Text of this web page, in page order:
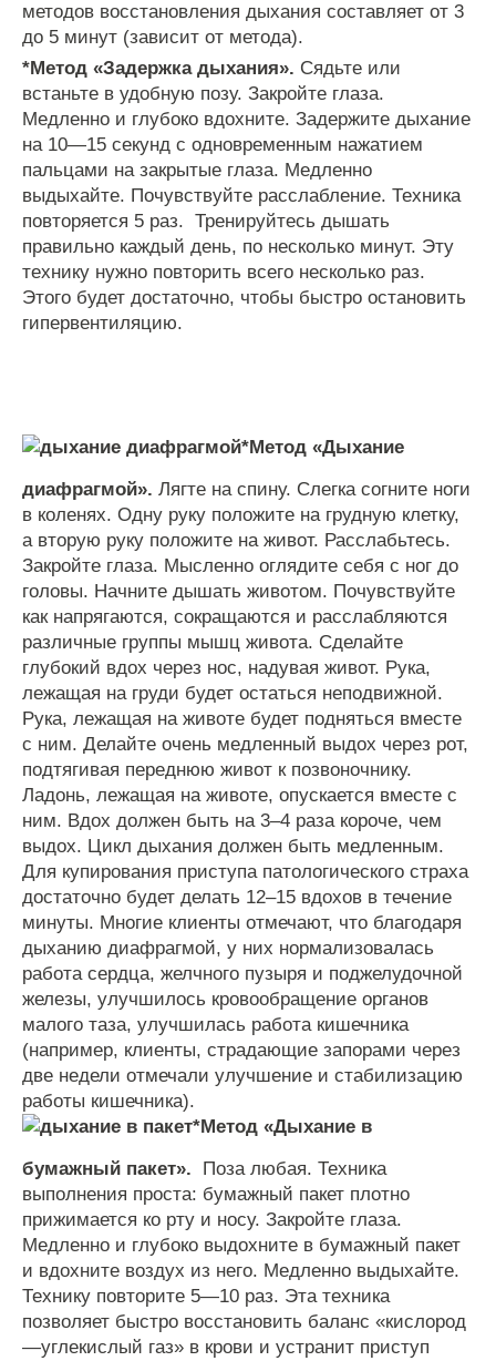
методов восстановления дыхания составляет от 3
до 5 минут (зависит от метода).
*Метод «Задержка дыхания». Сядьте или
встаньте в удобную позу. Закройте глаза.
Медленно и глубоко вдохните. Задержите дыхание
на 10—15 секунд с одновременным нажатием
пальцами на закрытые глаза. Медленно
выдыхайте. Почувствуйте расслабление. Техника
повторяется 5 раз. Тренируйтесь дышать
правильно каждый день, по несколько минут. Эту
технику нужно повторить всего несколько раз.
Этого будет достаточно, чтобы быстро остановить
гипервентиляцию.
*Метод «Дыхание
диафрагмой». Лягте на спину. Слегка согните ноги
в коленях. Одну руку положите на грудную клетку,
а вторую руку положите на живот. Расслабьтесь.
Закройте глаза. Мысленно оглядите себя с ног до
головы. Начните дышать животом. Почувствуйте
как напрягаются, сокращаются и расслабляются
различные группы мышц живота. Сделайте
глубокий вдох через нос, надувая живот. Рука,
лежащая на груди будет остаться неподвижной.
Рука, лежащая на животе будет подняться вместе
с ним. Делайте очень медленный выдох через рот,
подтягивая переднюю живот к позвоночнику.
Ладонь, лежащая на животе, опускается вместе с
ним. Вдох должен быть на 3–4 раза короче, чем
выдох. Цикл дыхания должен быть медленным.
Для купирования приступа патологического страха
достаточно будет делать 12–15 вдохов в течение
минуты. Многие клиенты отмечают, что благодаря
дыханию диафрагмой, у них нормализовалась
работа сердца, желчного пузыря и поджелудочной
железы, улучшилось кровообращение органов
малого таза, улучшилась работа кишечника
(например, клиенты, страдающие запорами через
две недели отмечали улучшение и стабилизацию
работы кишечника).
*Метод «Дыхание в
бумажный пакет». Поза любая. Техника
выполнения проста: бумажный пакет плотно
прижимается ко рту и носу. Закройте глаза.
Медленно и глубоко выдохните в бумажный пакет
и вдохните воздух из него. Медленно выдыхайте.
Технику повторите 5—10 раз. Эта техника
позволяет быстро восстановить баланс «кислород
—углекислый газ» в крови и устранит приступ